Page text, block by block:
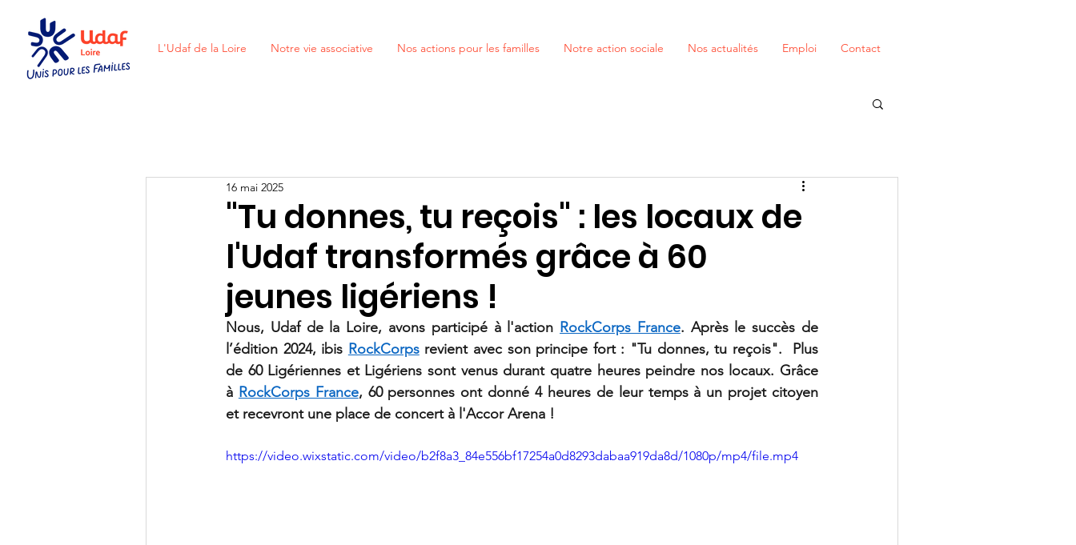
L'Udaf de la Loire Notre vie associative Nos actions pour les familles Notre action sociale Nos actualités Emploi Contact
"Tu donnes, tu reçois" : les locaux de
l'Udaf transformés grâce à 60
jeunes ligériens !
16 mai 2025
Nous, Udaf de la Loire, avons participé à l'action RockCorps France. Après le succès de
l’édition 2024, ibis RockCorps revient avec son principe fort : "Tu donnes, tu reçois".  Plus
de 60 Ligériennes et Ligériens sont venus durant quatre heures peindre nos locaux. Grâce
à RockCorps France, 60 personnes ont donné 4 heures de leur temps à un projet citoyen
et recevront une place de concert à l'Accor Arena !
https://video.wixstatic.com/video/b2f8a3_84e556bf17254a0d8293dabaa919da8d/1080p/mp4/file.mp4